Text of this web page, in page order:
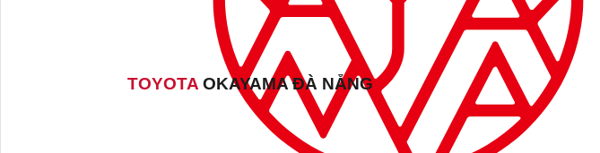
TOYOTA OKAYAMA ĐÀ NẴNG